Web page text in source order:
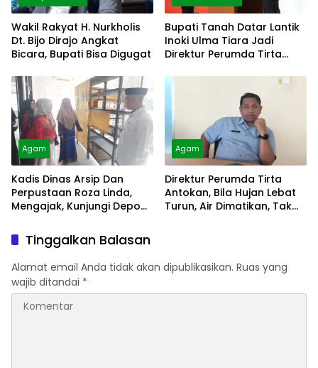
Wakil Rakyat H. Nurkholis
Dt. Bijo Dirajo Angkat
Bicara, Bupati Bisa Digugat
Bupati Tanah Datar Lantik
Inoki Ulma Tiara Jadi
Direktur Perumda Tirta
Agam
Kadis Dinas Arsip Dan
Perpustaan Roza Linda,
Mengajak, Kunjungi Depo
Agam
Direktur Perumda Tirta
Antokan, Bila Hujan Lebat
Turun, Air Dimatikan, Tak
Tinggalkan Balasan
Alamat email Anda tidak akan dipublikasikan. Ruas yang
wajib ditandai *